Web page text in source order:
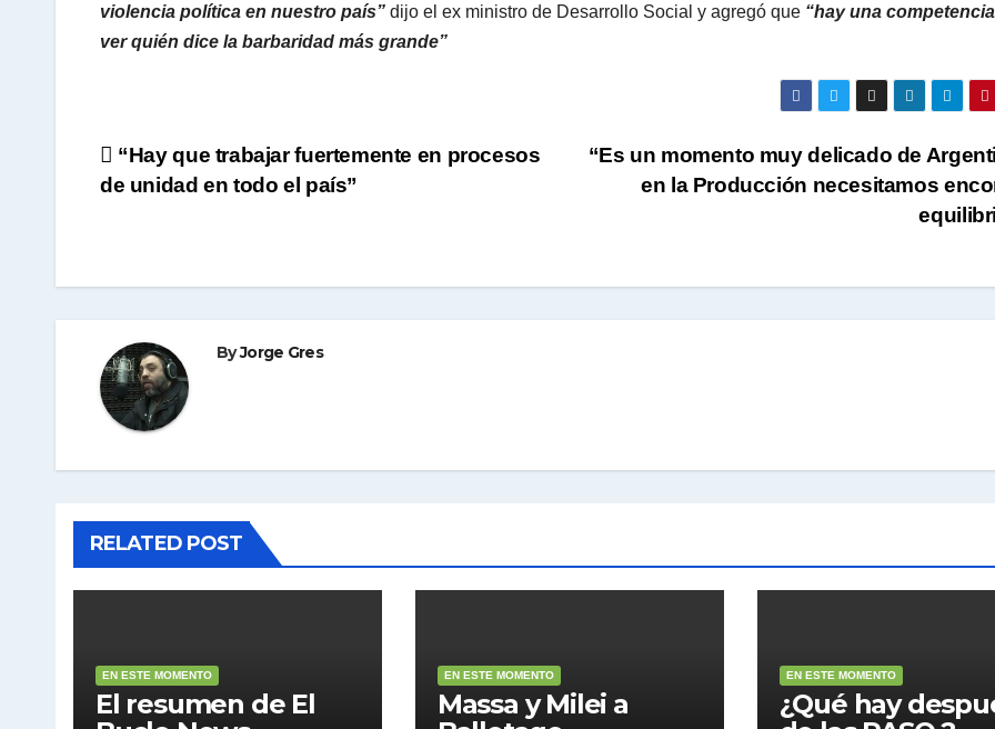
violencia política en nuestro país” dijo el ex ministro de Desarrollo Social y agregó que “hay una
ver quién dice la barbaridad más grande”
Navegación
“Es un momento muy delicado de
en la Producción necesitamos
“Hay que trabajar fuertemente en procesos
de unidad en todo el país”
ByJorge Gres
RELATED POST
EN ESTE MOMENTO
El resumen de El
EN ESTE MOMENTO
Massa y Milei a
EN ESTE MOMENTO
¿Qué hay